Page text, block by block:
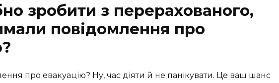
зробити з перерахованого,
повідомлення про
про евакуацію? Ну, час діяти й не панікувати. Це ваш шанс